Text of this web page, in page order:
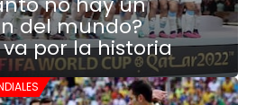
del mundo?
por la historia